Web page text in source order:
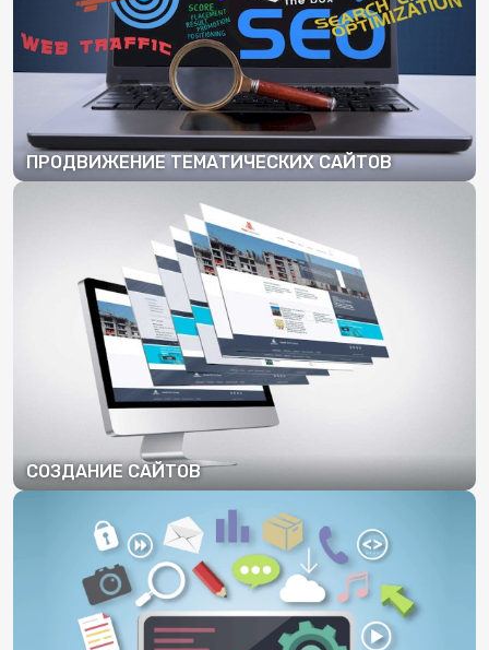
ПРОДВИЖЕНИЕ ТЕМАТИЧЕСКИХ САЙТОВ
СОЗДАНИЕ САЙТОВ